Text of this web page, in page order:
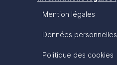
Mention légales
Données personnelles
Politique des cookies